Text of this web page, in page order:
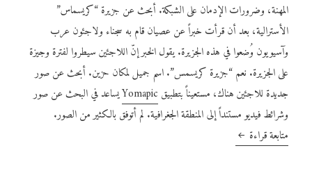
المهنة، وضرورات الإدمان على الشبكة. أبحث عن جزيرة “كريسماس”
الأسترالية، بعد أن قرأت خبراً عن عصيان قام به سجناء ولاجئون عرب
وآسيويون وُضعوا في هذه الجزيرة. يقول الخبر إنّ اللاجئين سيطروا لفترة وجيزة
على الجزيرة. نعم “جزيرة كريسمس”. اسم جميل لمكان حزين. أبحث عن صور
جديدة للاجئين هناك، مستعيناً بتطبيق Yomapicيساعد في البحث عن صور
وشرائط فيديو مستنداً إلى المنطقة الجغرافية. لم أتوفق بالكثير من الصور.
متابعة قراءة كم من “أليكسي” خطف أحلامنا؟